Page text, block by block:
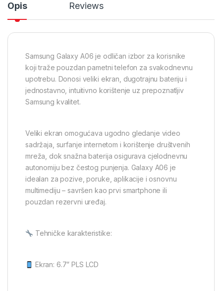
Opis Reviews
Samsung Galaxy A06 je odličan izbor za korisnike
koji traže pouzdan pametni telefon za svakodnevnu
upotrebu. Donosi veliki ekran, dugotrajnu bateriju i
jednostavno, intuitivno korištenje uz prepoznatljiv
Samsung kvalitet.
Veliki ekran omogućava ugodno gledanje video
sadržaja, surfanje internetom i korištenje društvenih
mreža, dok snažna baterija osigurava cjelodnevnu
autonomiju bez čestog punjenja. Galaxy A06 je
idealan za pozive, poruke, aplikacije i osnovnu
multimediju – savršen kao prvi smartphone ili
pouzdan rezervni uređaj.
Tehničke karakteristike:
Ekran: 6.7” PLS LCD